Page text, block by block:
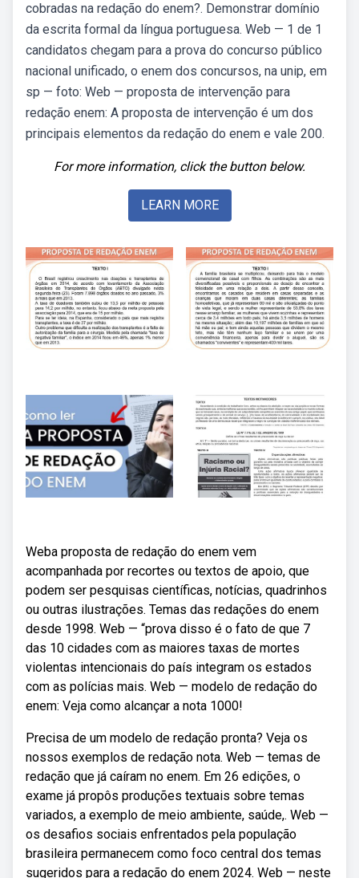
cobradas na redação do enem?. Demonstrar domínio
da escrita formal da língua portuguesa. Web — 1 de 1
candidatos chegam para a prova do concurso público
nacional unificado, o enem dos concursos, na unip, em
sp — foto: Web — proposta de intervenção para
redação enem: A proposta de intervenção é um dos
principais elementos da redação do enem e vale 200.
For more information, click the button below.
LEARN MORE
Weba proposta de redação do enem vem
acompanhada por recortes ou textos de apoio, que
podem ser pesquisas científicas, notícias, quadrinhos
ou outras ilustrações. Temas das redações do enem
desde 1998. Web — “prova disso é o fato de que 7
das 10 cidades com as maiores taxas de mortes
violentas intencionais do país integram os estados
com as polícias mais. Web — modelo de redação do
enem: Veja como alcançar a nota 1000!
Precisa de um modelo de redação pronta? Veja os
nossos exemplos de redação nota. Web — temas de
redação que já caíram no enem. Em 26 edições, o
exame já propôs produções textuais sobre temas
variados, a exemplo de meio ambiente, saúde,. Web —
os desafios sociais enfrentados pela população
brasileira permanecem como foco central dos temas
sugeridos para a redação do enem 2024. Web — neste